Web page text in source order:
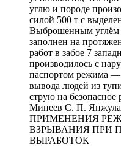
углю и породе
силой 500 т с
Выброшенным углём
заполнен на
работ в забое 7
производилось с
паспортом режима —
вывода людей из
струю на безопасное
Минеев С. П.
ПРИМЕНЕНИЯ
ВЗРЫВАНИЯ ПРИ
ВЫРАБОТОК